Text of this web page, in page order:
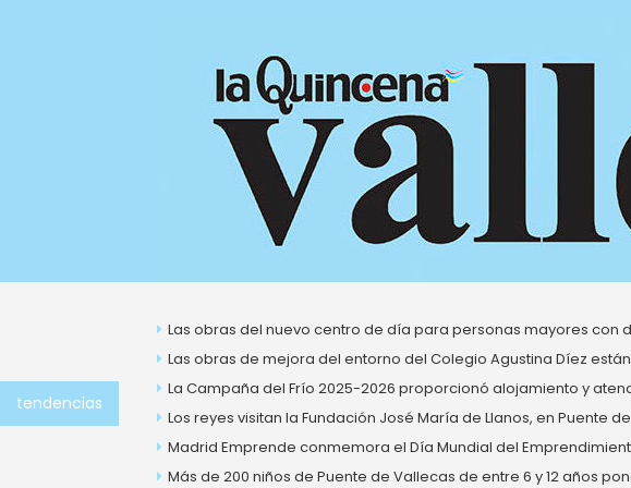
tendencias
Las obras del nuevo centro de día para personas mayores con
Las obras de mejora del entorno del Colegio Agustina Díez
La Campaña del Frío 2025-2026 proporcionó alojamiento y
Los reyes visitan la Fundación José María de Llanos, en Puente
Madrid Emprende conmemora el Día Mundial del
Más de 200 niños de Puente de Vallecas de entre 6 y 12 años